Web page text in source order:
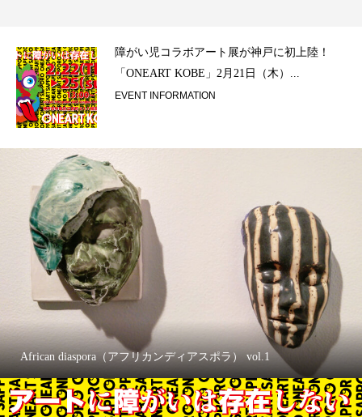
障がい児コラボアート展が神戸に初上陸！
「ONEART KOBE」2月21日（木）...
EVENT INFORMATION
African diaspora（アフリカンディアスポラ） vol.1